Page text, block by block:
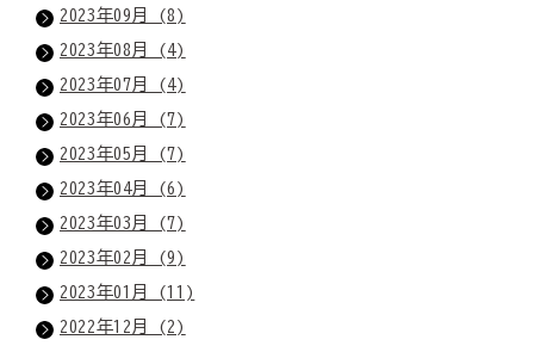
2023年09月 (8)
2023年08月 (4)
2023年07月 (4)
2023年06月 (7)
2023年05月 (7)
2023年04月 (6)
2023年03月 (7)
2023年02月 (9)
2023年01月 (11)
2022年12月 (2)